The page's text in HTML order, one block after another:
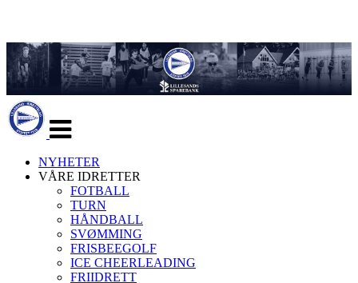
navigasjon
NYHETER
VÅRE IDRETTER
FOTBALL
TURN
HÅNDBALL
SVØMMING
FRISBEEGOLF
ICE CHEERLEADING
FRIIDRETT